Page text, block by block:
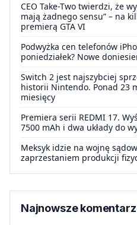
CEO Take-Two twierdzi, że
mają żadnego sensu” – na
premierą GTA VI
Podwyżka cen telefonów
poniedziałek? Nowe
Switch 2 jest najszybciej
historii Nintendo. Ponad 23
miesięcy
Premiera serii REDMI 17.
7500 mAh i dwa układy do
Meksyk idzie na wojnę
zaprzestaniem produkcji
Najnowsze